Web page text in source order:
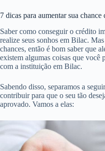
7 dicas para aumentar sua
Saber como conseguir o crédito
realize seus sonhos em Bilac.
chances, então é bom saber que
existem algumas coisas que você
com a instituição em Bilac.
Sabendo disso, separamos a
contribuir para que o seu tão
aprovado. Vamos a elas: